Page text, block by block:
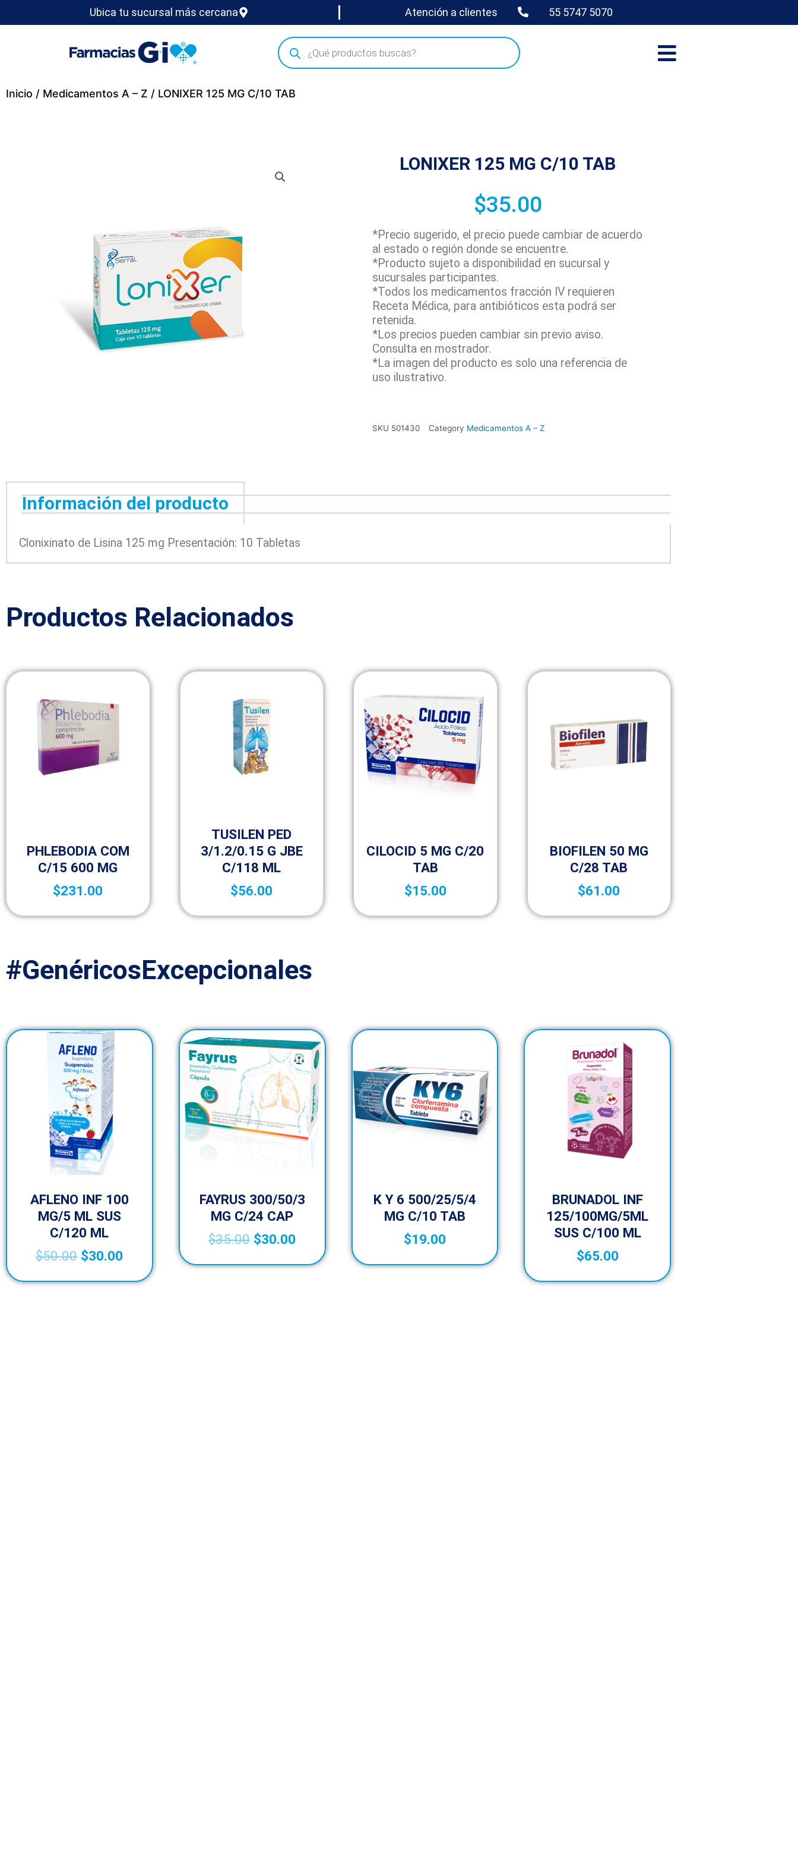
Ubica tu sucursal más cercana Atención a clientes 55 5747 5070
Inicio / Medicamentos A – Z / LONIXER 125 MG C/10 TAB
LONIXER 125 MG C/10 TAB
$35.00
*Precio sugerido, el precio puede cambiar de acuerdo
al estado o región donde se encuentre.
*Producto sujeto a disponibilidad en sucursal y
sucursales participantes.
*Todos los medicamentos fracción IV requieren
Receta Médica, para antibióticos esta podrá ser
retenida.
*Los precios pueden cambiar sin previo aviso.
Consulta en mostrador.
*La imagen del producto es solo una referencia de
uso ilustrativo.
SKU 501430 Category Medicamentos A – Z
Información del producto
Clonixinato de Lisina 125 mg Presentación: 10 Tabletas
Productos Relacionados
PHLEBODIA COM
C/15 600 MG
$231.00
TUSILEN PED
3/1.2/0.15 G JBE
C/118 ML
$56.00
CILOCID 5 MG C/20
TAB
$15.00
BIOFILEN 50 MG
C/28 TAB
$61.00
#GenéricosExcepcionales
AFLENO INF 100
MG/5 ML SUS
C/120 ML
$50.00 $30.00
FAYRUS 300/50/3
MG C/24 CAP
$35.00 $30.00
K Y 6 500/25/5/4
MG C/10 TAB
$19.00
BRUNADOL INF
125/100MG/5ML
SUS C/100 ML
$65.00